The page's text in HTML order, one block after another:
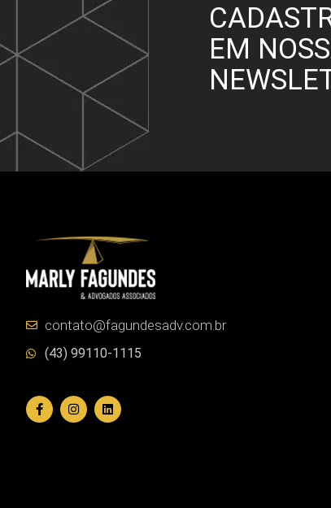
EM
contato@fagundesadv.com.br
(43) 99110-1115